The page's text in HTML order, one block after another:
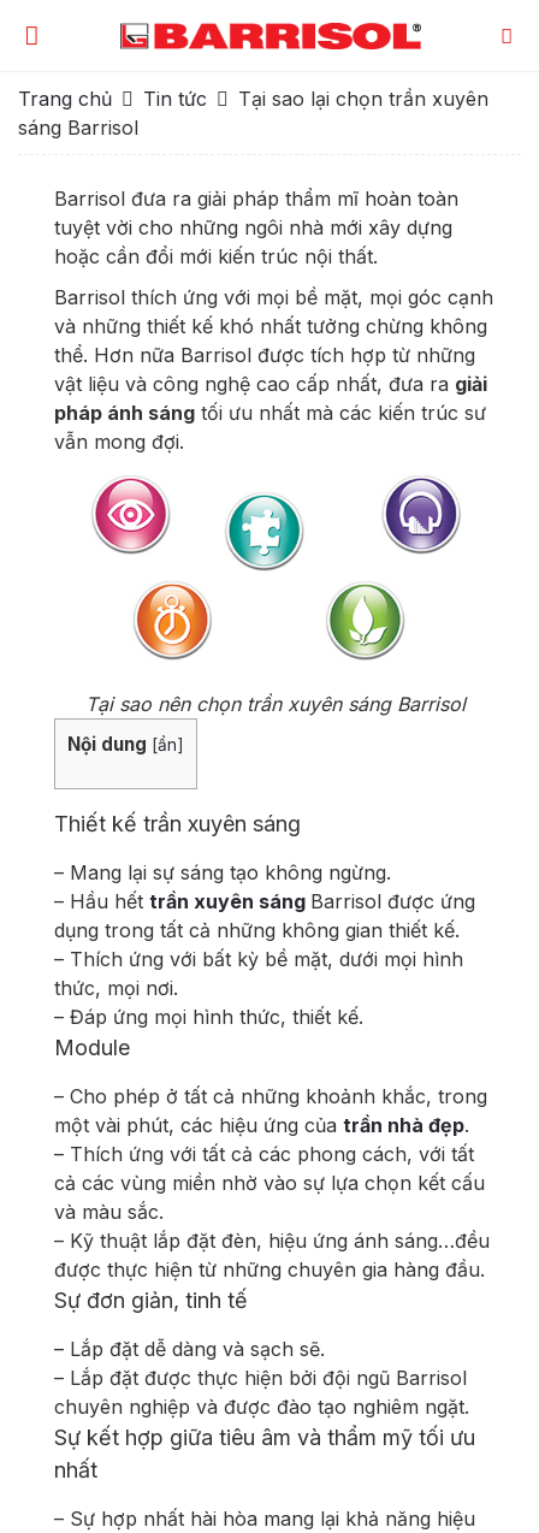
Trang chủ Tin tức
Tại sao lại chọn trần xuyên
sáng Barrisol
Barrisol đưa ra giải pháp thẩm mĩ hoàn toàn
tuyệt vời cho những ngôi nhà mới xây dựng
hoặc cần đổi mới kiến trúc nội thất.
Barrisol thích ứng với mọi bề mặt, mọi góc cạnh
và những thiết kế khó nhất tưởng chừng không
thể. Hơn nữa Barrisol được tích hợp từ những
vật liệu và công nghệ cao cấp nhất, đưa ra giải
pháp ánh sáng tối ưu nhất mà các kiến trúc sư
vẫn mong đợi.
Tại sao nên chọn trần xuyên sáng Barrisol
Nội dung [ẩn]
Thiết kế trần xuyên sáng
– Mang lại sự sáng tạo không ngừng.
– Hầu hết trần xuyên sáng Barrisol được ứng
dụng trong tất cả những không gian thiết kế.
– Thích ứng với bất kỳ bề mặt, dưới mọi hình
thức, mọi nơi.
– Đáp ứng mọi hình thức, thiết kế.
Module
– Cho phép ở tất cả những khoảnh khắc, trong
một vài phút, các hiệu ứng của trần nhà đẹp.
– Thích ứng với tất cả các phong cách, với tất
cả các vùng miền nhờ vào sự lựa chọn kết cấu
và màu sắc.
– Kỹ thuật lắp đặt đèn, hiệu ứng ánh sáng…đều
được thực hiện từ những chuyên gia hàng đầu.
Sự đơn giản, tinh tế
– Lắp đặt dễ dàng và sạch sẽ.
– Lắp đặt được thực hiện bởi đội ngũ Barrisol
chuyên nghiệp và được đào tạo nghiêm ngặt.
Sự kết hợp giữa tiêu âm và thẩm mỹ tối ưu
nhất
– Sự hợp nhất hài hòa mang lại khả năng hiệu